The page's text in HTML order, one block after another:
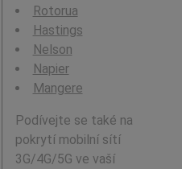
Rotorua
Hastings
Nelson
Napier
Mangere
Podívejte se také na
pokrytí mobilní sítí
3G/4G/5G ve vaší